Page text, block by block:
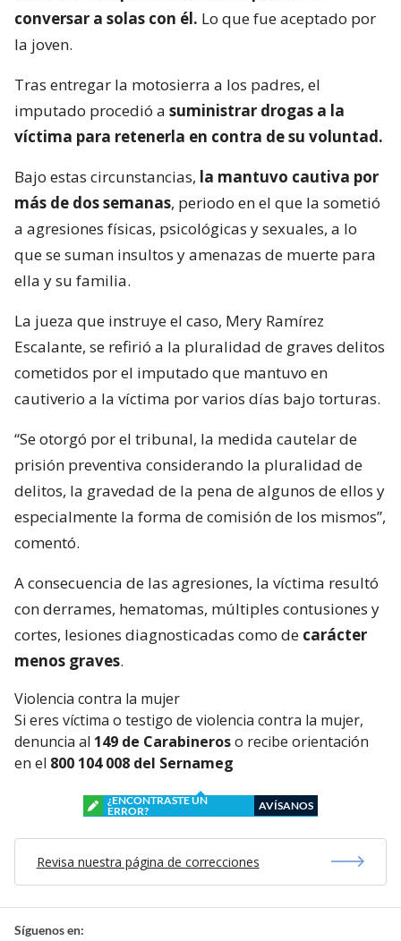
conversar a solas con él. Lo que fue aceptado por
la joven.
Tras entregar la motosierra a los padres, el
imputado procedió a suministrar drogas a la
víctima para retenerla en contra de su voluntad.
Bajo estas circunstancias, la mantuvo cautiva por
más de dos semanas, periodo en el que la sometió
a agresiones físicas, psicológicas y sexuales, a lo
que se suman insultos y amenazas de muerte para
ella y su familia.
La jueza que instruye el caso, Mery Ramírez
Escalante, se refirió a la pluralidad de graves delitos
cometidos por el imputado que mantuvo en
cautiverio a la víctima por varios días bajo torturas.
“Se otorgó por el tribunal, la medida cautelar de
prisión preventiva considerando la pluralidad de
delitos, la gravedad de la pena de algunos de ellos y
especialmente la forma de comisión de los mismos”,
comentó.
A consecuencia de las agresiones, la víctima resultó
con derrames, hematomas, múltiples contusiones y
cortes, lesiones diagnosticadas como de carácter
menos graves.
Violencia contra la mujer
Si eres víctima o testigo de violencia contra la mujer,
denuncia al 149 de Carabineroso recibe orientación
en el 800 104 008 del Sernameg
¿ENCONTRASTE UN
ERROR?
AVÍSANOS
Revisa nuestra página de correcciones
Síguenos en: